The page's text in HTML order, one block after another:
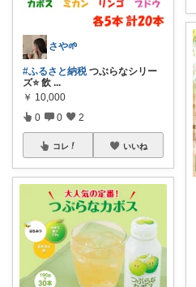
さや🌱
#ふるさと納税つぶらなシリー
ズ⭐️ 飲 ...
￥ 10,000
0 0 2
コレ いいね